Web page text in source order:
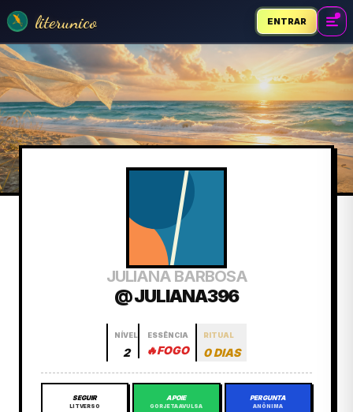
literunico ENTRAR
JULIANA BARBOSA
@ JULIANA396
NÍVEL
2
ESSÊNCIA
🔥FOGO
RITUAL
0 DIAS
SEGUIR
LITVERSO
APOIE
GORJETA AVULSA
PERGUNTA
ANÔNIMA